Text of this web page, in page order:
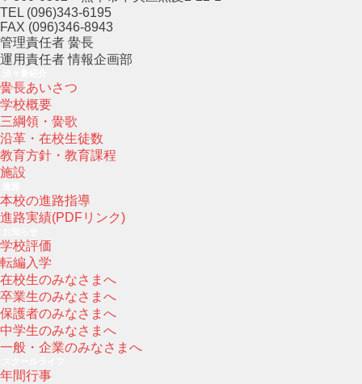
TEL (096)343-6195
FAX (096)346-8943
管理責任者 黌長
運用責任者 情報企画部
黌長あいさつ
学校概要
三綱領・黌歌
沿革・在校生徒数
教育方針・教育課程
施設
本校の進路指導
進路実績(PDFリンク)
学校評価
転編入学
在校生のみなさまへ
卒業生のみなさまへ
保護者のみなさまへ
中学生のみなさまへ
一般・企業のみなさまへ
年間行事